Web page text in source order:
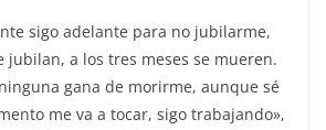
sigo adelante para no jubilarme,
jubilan, a los tres meses se mueren.
gana de morirme, aunque sé
me va a tocar, sigo trabajando»,